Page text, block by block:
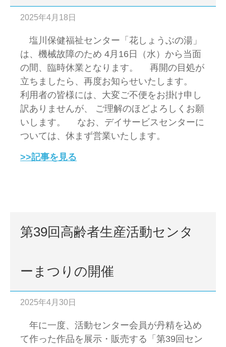
2025年4月18日
塩川保健福祉センター「花しょうぶの湯」
は、機械故障のため 4月16日（水）から当面
の間、臨時休業となります。 再開の目処が
立ちましたら、再度お知らせいたします。
利用者の皆様には、大変ご不便をお掛け申し
訳ありませんが、 ご理解のほどよろしくお願
いします。 なお、デイサービスセンターに
ついては、休まず営業いたします。
>>記事を見る
第39回高齢者生産活動センタ
ーまつりの開催
2025年4月30日
年に一度、活動センター会員が丹精を込め
て作った作品を展示・販売する「第39回セン